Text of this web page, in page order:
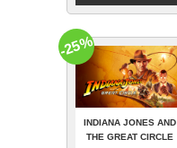
INDIANA JONES AND
THE GREAT CIRCLE
-25%